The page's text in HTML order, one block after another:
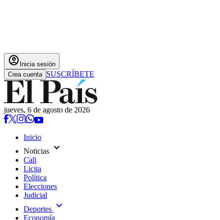
account_circle Inicia sesión
Crea cuenta SUSCRÍBETE
jueves, 6 de agosto de 2026
Inicio
Noticias expand_more
Cali
Licita
Política
Elecciones
Judicial
Deportes expand_more
Economía